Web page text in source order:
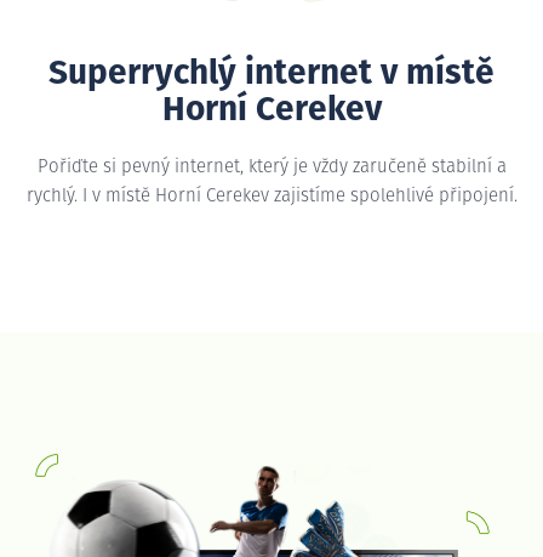
Superrychlý internet v místě
Horní Cerekev
Pořiďte si pevný internet, který je vždy zaručeně stabilní a
rychlý. I v místě Horní Cerekev zajistíme spolehlivé připojení.